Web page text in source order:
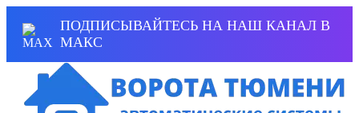
ПОДПИСЫВАЙТЕСЬ НА НАШ КАНАЛ В
МАКС